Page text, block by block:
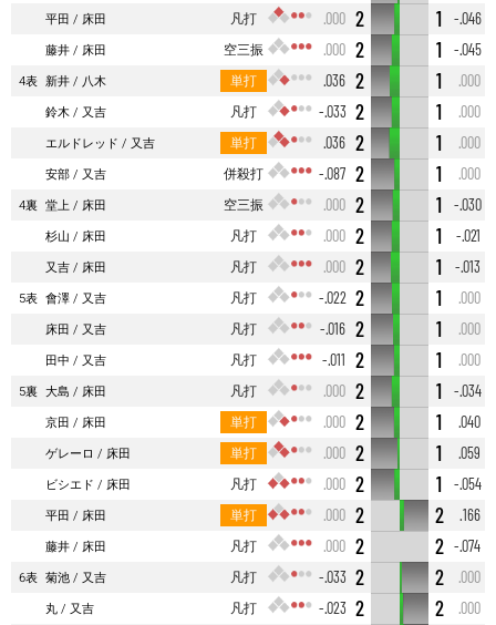
平田 床田 凡打 .000 2 1
-.046
藤井
床田 空三振 .000 2 1
-.045
4表 新井 八木 単打 .036 2 1
.000
鈴木
又吉 凡打 -.033 2 1
.000
エルドレッド
又吉 単打 .036 2 1
.000
安部
又吉 併殺打 -.087 2 1
.000
4裏 堂上 床田 空三振 .000 2 1
-.030
杉山
床田 凡打 .000 2 1
-.021
又吉
床田 凡打 .000 2 1
-.013
5表 會澤 又吉 凡打 -.022 2 1
.000
床田
又吉 凡打 -.016 2 1
.000
田中
又吉 凡打 -.011 2 1
.000
5裏 大島 床田 凡打 .000 2 1
-.034
京田
床田 単打 .000 2 1
.040
ゲレーロ
床田 単打 .000 2 1
.059
ビシエド
床田 凡打 .000 2 1
-.054
平田
床田 単打 .000 2 2
.166
藤井
床田 凡打 .000 2 2 -.074
6表 菊池 又吉 凡打 -.033 2 2
.000
丸
又吉 凡打 -.023 2 2
.000